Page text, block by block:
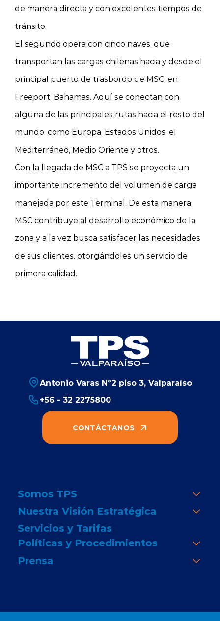
de manera directa y con excelentes tiempos de
tránsito.
El segundo opera con cinco naves, que
transportan las cargas chilenas hacia y desde el
principal puerto de trasbordo de MSC, en
Freeport, Bahamas. Aquí se conectan con
alguna de las principales rutas hacia el resto del
mundo, como Europa, Estados Unidos, el
Mediterráneo, Medio Oriente y otros.
Con la llegada de MSC a TPS se proyecta un
importante incremento del volumen de carga
manejada por este Terminal. De esta manera,
MSC contribuye al desarrollo económico de la
zona y a la vez busca satisfacer las necesidades
de sus clientes, otorgándoles un servicio de
primera calidad.
Antonio Varas Nº2 piso 3, Valparaíso
+56 - 32 2275800
CONTÁCTANOS
Somos TPS
Nuestra Visión Estratégica
Servicios y Tarifas
Políticas y Procedimientos
Prensa